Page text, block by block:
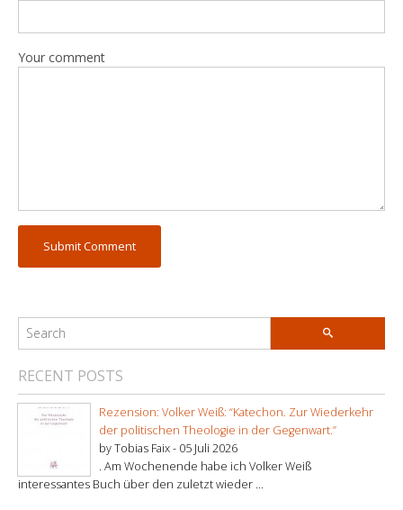
Your comment
RECENT POSTS
Rezension: Volker Weiß: “Katechon. Zur Wiederkehr
der politischen Theologie in der Gegenwart.”
by Tobias Faix - 05 Juli 2026
. Am Wochenende habe ich Volker Weiß
interessantes Buch über den zuletzt wieder ...